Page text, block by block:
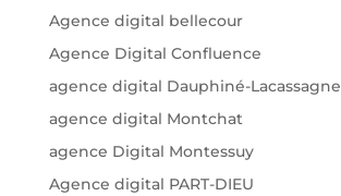
Agence digital bellecour
Agence Digital Confluence
agence digital Dauphiné-Lacassagne
agence digital Montchat
agence Digital Montessuy
Agence digital PART-DIEU